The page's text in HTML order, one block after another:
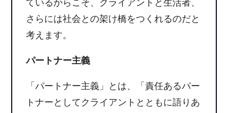
ているからこそ、クライアントと生活者、
さらには社会との架け橋をつくれるのだと
考えます。
パートナー主義
「パートナー主義」とは、「責任あるパー
トナーとしてクライアントとともに語りあ